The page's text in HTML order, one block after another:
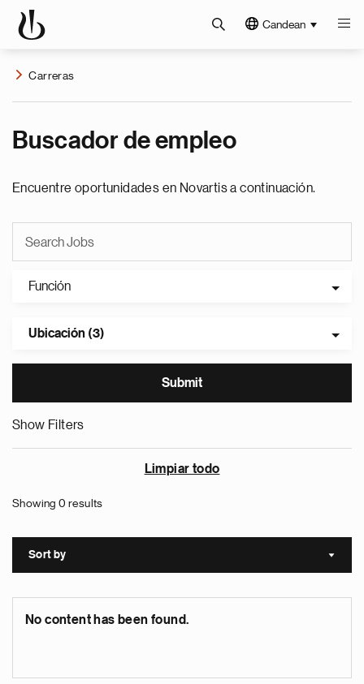
Candean
Carreras
Buscador de empleo
Encuentre oportunidades en Novartis a continuación.
Función
Ubicación (3)
Show Filters
Limpiar todo
Showing 0 results
Sort by Sort
No content has been found.